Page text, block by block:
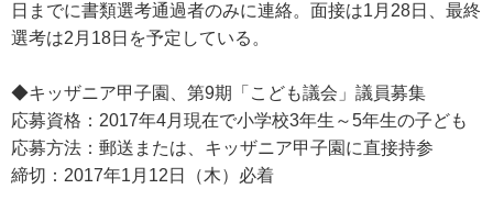
日までに書類選考通過者のみに連絡。面接は1月28日、最終
選考は2月18日を予定している。
◆キッザニア甲子園、第9期「こども議会」議員募集
応募資格：2017年4月現在で小学校3年生～5年生の子ども
応募方法：郵送または、キッザニア甲子園に直接持参
締切：2017年1月12日（木）必着